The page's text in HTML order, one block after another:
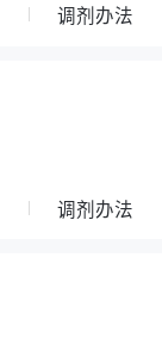
调剂办法
调剂办法